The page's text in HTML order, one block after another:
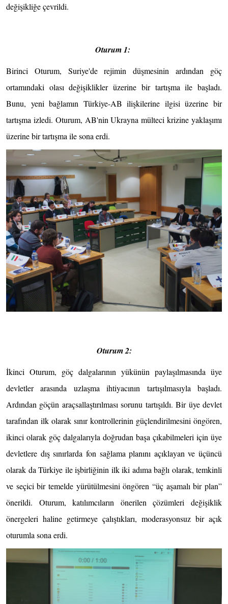
değişikliğe çevrildi.
Oturum 1:
Birinci Oturum, Suriye'de rejimin düşmesinin ardından göç
ortamındaki olası değişiklikler üzerine bir tartışma ile başladı.
Bunu, yeni bağlamın Türkiye-AB ilişkilerine ilgisi üzerine bir
tartışma izledi. Oturum, AB'nin Ukrayna mülteci krizine yaklaşımı
üzerine bir tartışma ile sona erdi.
Oturum 2:
İkinci Oturum, göç dalgalarının yükünün paylaşılmasında üye
devletler arasında uzlaşma ihtiyacının tartışılmasıyla başladı.
Ardından göçün araçsallaştırılması sorunu tartışıldı. Bir üye devlet
tarafından ilk olarak sınır kontrollerinin güçlendirilmesini öngören,
ikinci olarak göç dalgalarıyla doğrudan başa çıkabilmeleri için üye
devletlere dış sınırlarda fon sağlama planını açıklayan ve üçüncü
olarak da Türkiye ile işbirliğinin ilk iki adıma bağlı olarak, temkinli
ve seçici bir temelde yürütülmesini öngören “üç aşamalı bir plan”
önerildi. Oturum, katılımcıların önerilen çözümleri değişiklik
önergeleri haline getirmeye çalıştıkları, moderasyonsuz bir açık
oturumla sona erdi.